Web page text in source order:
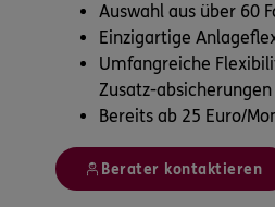
Auswahl aus über 60
Einzigartige
Umfangreiche
Zusatz-
Bereits ab 25 Euro/
Berater kontaktieren